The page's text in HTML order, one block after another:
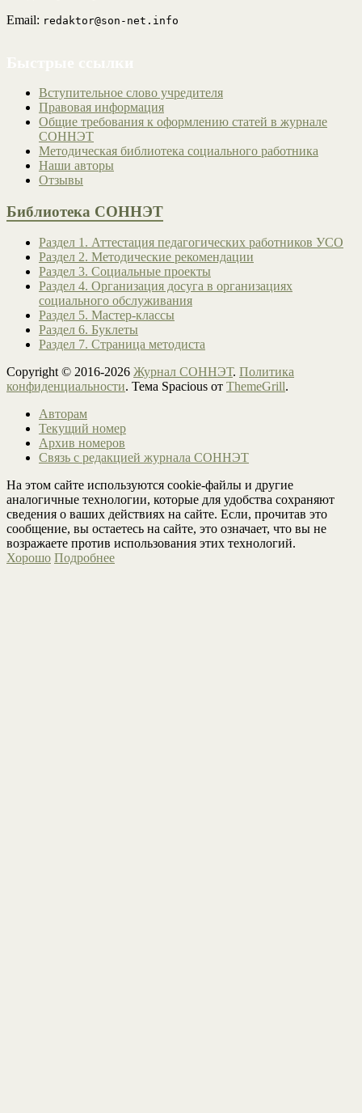
Email: redaktor@son-net.info
Вступительное слово учредителя
Правовая информация
Общие требования к оформлению статей в журнале
СОННЭТ
Методическая библиотека социального работника
Наши авторы
Отзывы
Библиотека СОННЭТ
Раздел 1. Аттестация педагогических работников УСО
Раздел 2. Методические рекомендации
Раздел 3. Социальные проекты
Раздел 4. Организация досуга в организациях
социального обслуживания
Раздел 5. Мастер-классы
Раздел 6. Буклеты
Раздел 7. Страница методиста
Copyright © 2016-2026 Журнал СОННЭТ. Политика
конфиденциальности. Тема Spacious от ThemeGrill.
Авторам
Текущий номер
Архив номеров
Связь с редакцией журнала СОННЭТ
На этом сайте используются cookie-файлы и другие
аналогичные технологии, которые для удобства сохраняют
сведения о ваших действиях на сайте. Если, прочитав это
сообщение, вы остаетесь на сайте, это означает, что вы не
возражаете против использования этих технологий.
Хорошо Подробнее